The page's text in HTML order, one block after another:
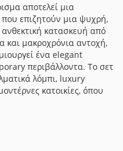
αποτελεί μια
επιζητούν μια ψυχρή,
κατασκευή από
και μακροχρόνια αντοχή,
ένα elegant
περιβάλλοντα. Το σετ
λόμπι, luxury
κατοικίες, όπου